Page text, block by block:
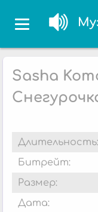
Sasha
Длительность:
Битрейт:
Размер:
Дата: